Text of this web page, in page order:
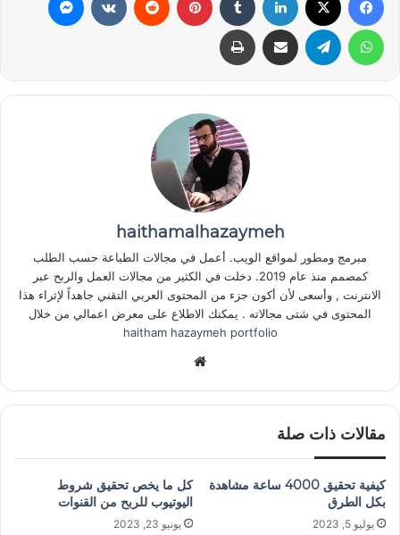
haithamalhazaymeh
مبرمج ومطور لمواقع الويب. أعمل في مجالات الطباعة حسب الطلب
كمصمم منذ عام 2019. دخلت في الكثير من مجالات العمل والربح عبر
الانترنت , وأسعى لأن أكون جزء من المحتوى العربي التقني جاهداً لإثراء هذا
المحتوى في شتى مجالاته . يمكنك الاطلاع على معرض اعمالي من خلال
haitham hazaymeh portfolio
الوي
مقالات ذات صلة
كيفية تحقيق 4000 ساعة مشاهدة
بكل الطرق
يوليو 5, 2023
كل ما يخص تحقيق شروط
اليوتيوب للربح من القنوات
يونيو 23, 2023